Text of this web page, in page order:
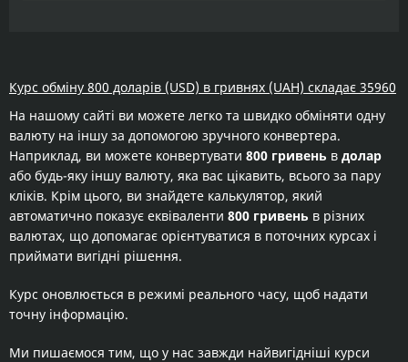
Курс обміну 800 доларів (USD) в гривнях (UAH) складає 35960
На нашому сайті ви можете легко та швидко обміняти одну
валюту на іншу за допомогою зручного конвертера.
Наприклад, ви можете конвертувати 800 гривень в долар
або будь-яку іншу валюту, яка вас цікавить, всього за пару
кліків. Крім цього, ви знайдете калькулятор, який
автоматично показує еквіваленти 800 гривень в різних
валютах, що допомагає орієнтуватися в поточних курсах і
приймати вигідні рішення.
Курс оновлюється в режимі реального часу, щоб надати
точну інформацію.
Ми пишаємося тим, що у нас завжди найвигідніші курси